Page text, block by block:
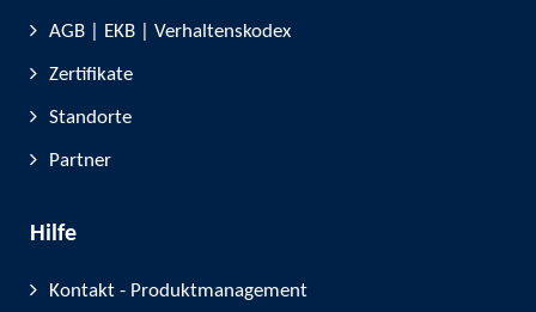
AGB | EKB | Verhaltenskodex
Zertifikate
Standorte
Partner
Hilfe
Kontakt - Produktmanagement